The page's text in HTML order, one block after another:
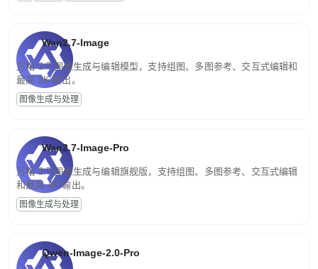
Wan2.7-Image
万相 2.7 图像生成与编辑模型，支持组图、多图参考、交互式编辑和
最高 2K 输出。
图像生成与处理
Wan2.7-Image-Pro
万相 2.7 图像生成与编辑旗舰版，支持组图、多图参考、交互式编辑
和最高 4K 输出。
图像生成与处理
Qwen-Image-2.0-Pro